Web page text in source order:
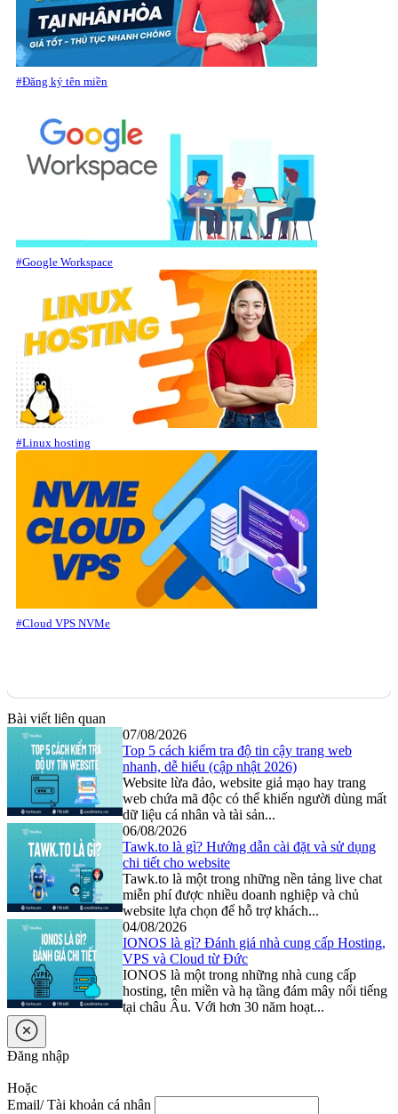
#Đăng ký tên miền
#Google Workspace
#Linux hosting
#Cloud VPS NVMe
Bài viết liên quan
07/08/2026
Top 5 cách kiểm tra độ tin cậy trang web
nhanh, dễ hiểu (cập nhật 2026)
Website lừa đảo, website giả mạo hay trang
web chứa mã độc có thể khiến người dùng mất
dữ liệu cá nhân và tài sản...
06/08/2026
Tawk.to là gì? Hướng dẫn cài đặt và sử dụng
chi tiết cho website
Tawk.to là một trong những nền tảng live chat
miễn phí được nhiều doanh nghiệp và chủ
website lựa chọn để hỗ trợ khách...
04/08/2026
IONOS là gì? Đánh giá nhà cung cấp Hosting,
VPS và Cloud từ Đức
IONOS là một trong những nhà cung cấp
hosting, tên miền và hạ tầng đám mây nổi tiếng
tại châu Âu. Với hơn 30 năm hoạt...
Đăng nhập
Hoặc
Email/ Tài khoản cá nhân